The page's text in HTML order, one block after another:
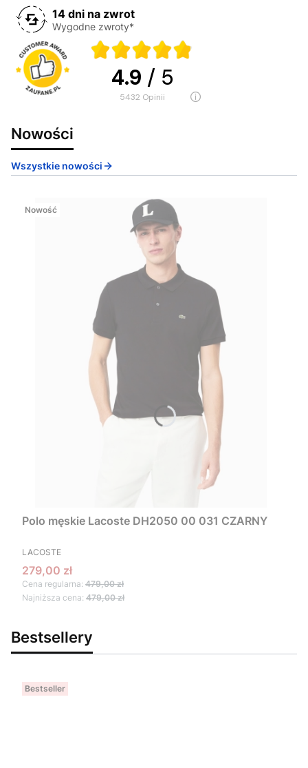
14 dni na zwrot
Wygodne zwroty*
4.9 / 5
5432 opinii
Nowości
Wszystkie nowości
Nowość
Polo męskie Lacoste DH2050 00 031 CZARNY
PRODUCENT
LACOSTE
Cena promocyjna
279,00 zł
Cena regularna: 479,00 zł
Najniższa cena: 479,00 zł
Bestsellery
Bestseller